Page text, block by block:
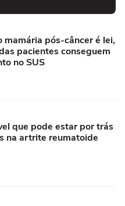
mamária pós-câncer é lei,
pacientes conseguem
no SUS
que pode estar por trás
na artrite reumatoide